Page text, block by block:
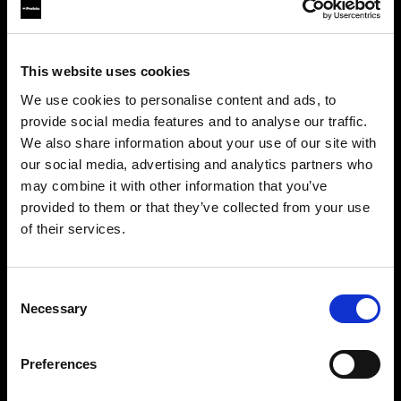
This website uses cookies
We use cookies to personalise content and ads, to
provide social media features and to analyse our traffic.
We also share information about your use of our site with
our social media, advertising and analytics partners who
may combine it with other information that you’ve
provided to them or that they’ve collected from your use
of their services.
Selection
Necessary
Preferences
Las piernas de mujer vienen con talle bajo y alto,